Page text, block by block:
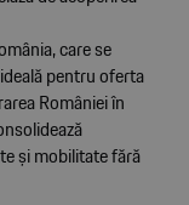
care se
pentru oferta
României în
și mobilitate fără